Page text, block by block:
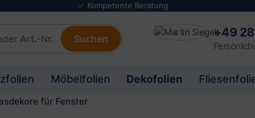
Folienmuster Service
Suchen +49
Möbelfolien Dekofolien
für Fenster